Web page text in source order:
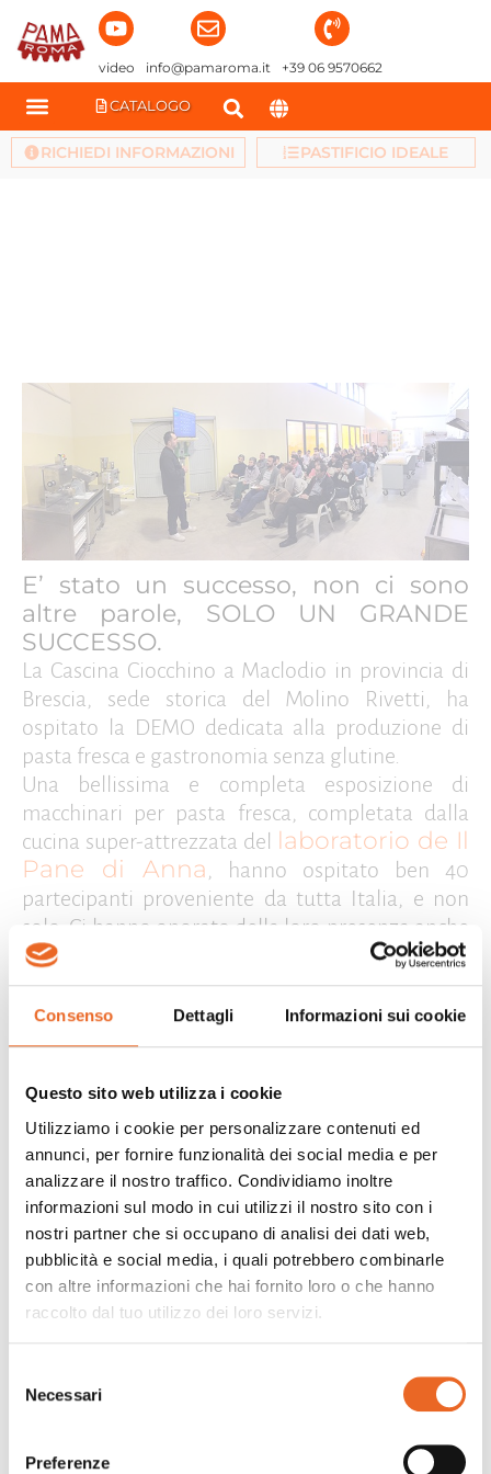
Consenso Dettagli Informazioni sui cookie
Questo sito web utilizza i cookie
Utilizziamo i cookie per personalizzare contenuti ed
annunci, per fornire funzionalità dei social media e per
analizzare il nostro traffico. Condividiamo inoltre
informazioni sul modo in cui utilizzi il nostro sito con i
nostri partner che si occupano di analisi dei dati web,
pubblicità e social media, i quali potrebbero combinarle
con altre informazioni che hai fornito loro o che hanno
raccolto dal tuo utilizzo dei loro servizi.
delNecessari
Preferenze
video info@pamaroma.it +39 06 9570662
CATALOGO
HOME NEWS>
E’ stato un successo, non ci sono
altre parole, SOLO UN GRANDE
SUCCESSO.
La Cascina Ciocchino a Maclodio in provincia di
Brescia, sede storica del Molino Rivetti, ha
ospitato la DEMO dedicata alla produzione di
pasta fresca e gastronomia senza glutine.
Una bellissima e completa esposizione di
macchinari per pasta fresca, completata dalla
cucina super-attrezzata del laboratorio de Il
Pane di Anna , hanno ospitato ben 40
partecipanti proveniente da tutta Italia, e non
solo. Ci hanno onorato della loro presenza anche
Germania, Romania e Colombia.
illustrato le molteplici funzioni del parco
Rivetti per la sezione pizza e dolci Gluten Free.
E’ stata una gradevole giornata, fatta di
interventi tecnici mirati per il settore, una
deliziosa degustazione di pasta fresca, pizza e
dolci, tutti rigorosamente senza glutine.
Un ringraziamento sentito alla GRECI che ci ha
supportato con la fornitura di salse e condimenti
per la pasta fresca e la pizza.
Abbiamo ascoltato al termine i tanti progetti che
dimostrano quanto sia importante avvicinarsi
alle persone che vogliono intraprendere attività
pluriennale esperienza con tutti coloro che